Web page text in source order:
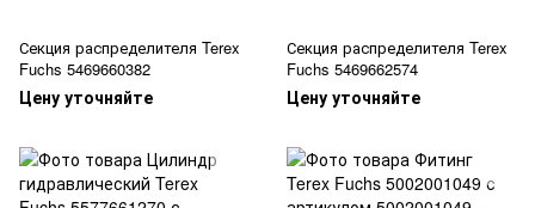
Секция распределителя Terex
Fuchs 5469660382
Цену уточняйте
Секция распределителя Terex
Fuchs 5469662574
Цену уточняйте